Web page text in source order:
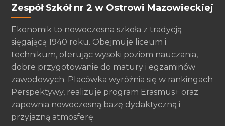
Zespół Szkół nr 2 w Ostrowi Mazowieckiej
Ekonomik to nowoczesna szkoła z tradycją
sięgającą 1940 roku. Obejmuje liceum i
technikum, oferując wysoki poziom nauczania,
dobre przygotowanie do matury i egzaminów
zawodowych. Placówka wyróżnia się w rankingach
Perspektywy, realizuje program Erasmus+ oraz
zapewnia nowoczesną bazę dydaktyczną i
przyjazną atmosferę.